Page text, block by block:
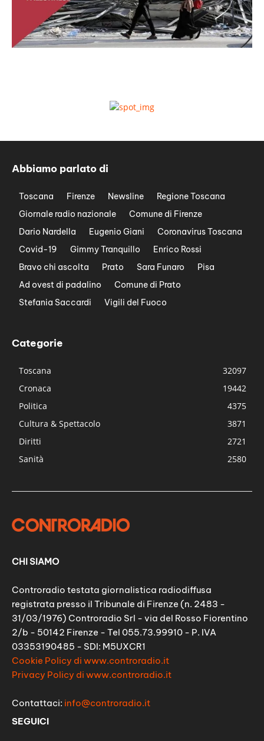
Abbiamo parlato di
Toscana Firenze Newsline
Regione Toscana
Giornale radio nazionale
Comune di Firenze
Dario Nardella
Eugenio Giani
Coronavirus Toscana
Covid-19
Gimmy Tranquillo
Enrico Rossi
Bravo chi ascolta
Prato Sara Funaro
Pisa
Ad ovest di padalino
Comune di Prato
Stefania Saccardi
Vigili del Fuoco
Categorie
Toscana
32097
Cronaca
19442
Politica
4375
Cultura & Spettacolo
3871
Diritti
2721
Sanità
2580
CHI SIAMO
Controradio testata giornalistica radiodiffusa
registrata presso il Tribunale di Firenze (n. 2483 -
31/03/1976) Controradio Srl - via del Rosso Fiorentino
2/b - 50142 Firenze - Tel 055.73.99910 - P. IVA
03353190485 - SDI: M5UXCR1
Cookie Policy di www.controradio.it
Privacy Policy di www.controradio.it
Contattaci: info@controradio.it
SEGUICI